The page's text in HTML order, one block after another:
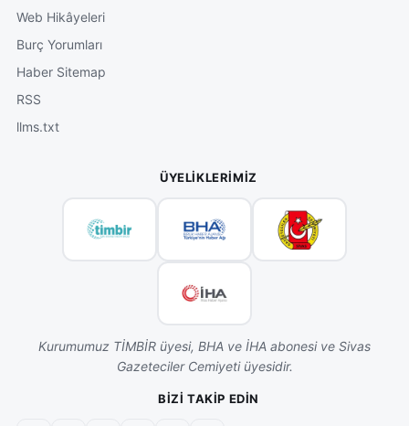
Web Hikâyeleri
Burç Yorumları
Haber Sitemap
RSS
llms.txt
ÜYELIKLERIMIZ
Kurumumuz TİMBİR üyesi, BHA ve İHA abonesi ve Sivas
Gazeteciler Cemiyeti üyesidir.
BIZI TAKIP EDIN